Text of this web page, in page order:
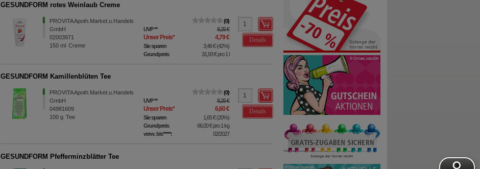
GESUNDFORM rotes Weinlaub Creme
PROVITA Apoth.Market.u.Handels
GmbH
02003971
150 ml Creme
0
UVP** 8,25 €
Unser Preis* 4,79 €
Sie sparen 3,46 €(42%)
Grundpreis
31,93 €pro 1 l
Details
GESUNDFORM Kamillenblüten Tee
PROVITA Apoth.Market.u.Handels
GmbH
04981609
100g Tee
0
UVP** 8,25 €
Unser Preis* 6,60 €
Sie sparen 1,65 €(20%)
Grundpreis
66,00 €pro 1 kg
verw. bis*****:
02/2027
Details
GESUNDFORM Pfefferminzblätter Tee